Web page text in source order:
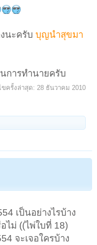
นะครับบุญนำสุขมา
การทำนายครับ
ขครั้งล่าสุด: 28 ธันวาคม 2010
เป็นอย่างไรบ้าง
ไม่ ((ไพ่ใบที่ 18)
จะเจอใครบ้าง